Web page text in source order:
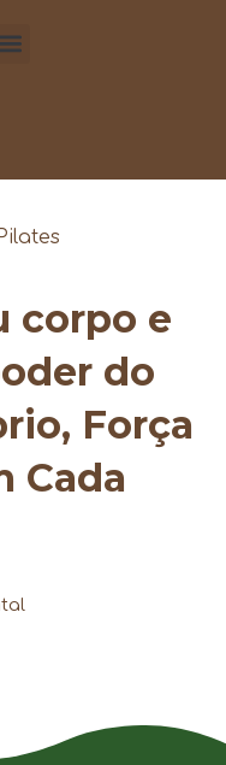
corpo e
do
Força
Cada